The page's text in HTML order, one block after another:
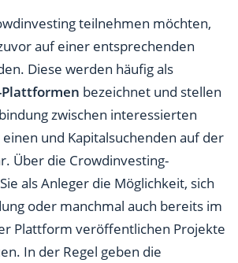
teilnehmen möchten,
auf einer entsprechenden
Diese werden häufig als
bezeichnet und stellen
zwischen interessierten
und Kapitalsuchenden auf der
Über die Crowdinvesting-
als Anleger die Möglichkeit, sich
oder manchmal auch bereits im
Plattform veröffentlichen Projekte
In der Regel geben die